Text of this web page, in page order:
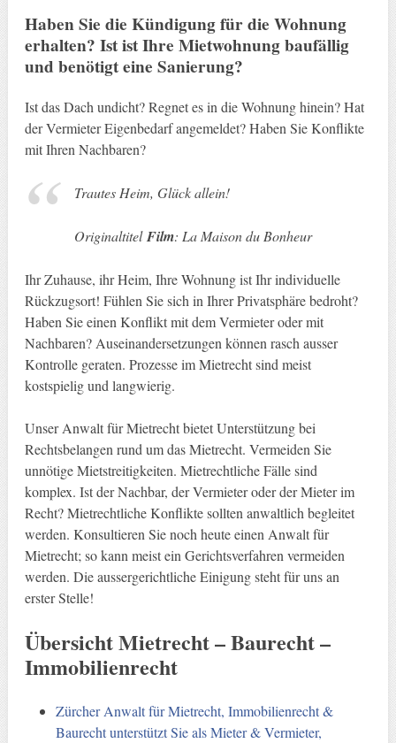
Haben Sie die Kündigung für die Wohnung
erhalten? Ist ist Ihre Mietwohnung baufällig
und benötigt eine Sanierung?
Ist das Dach undicht? Regnet es in die Wohnung hinein? Hat
der Vermieter Eigenbedarf angemeldet? Haben Sie Konflikte
mit Ihren Nachbaren?
Trautes Heim, Glück allein!
OriginaltitelFilm: La Maison du Bonheur
Ihr Zuhause, ihr Heim, Ihre Wohnung ist Ihr individuelle
Rückzugsort! Fühlen Sie sich in Ihrer Privatsphäre bedroht?
Haben Sie einen Konflikt mit dem Vermieter oder mit
Nachbaren? Auseinandersetzungen können rasch ausser
Kontrolle geraten. Prozesse im Mietrecht sind meist
kostspielig und langwierig.
Unser Anwalt für Mietrecht bietet Unterstützung bei
Rechtsbelangen rund um das Mietrecht. Vermeiden Sie
unnötige Mietstreitigkeiten. Mietrechtliche Fälle sind
komplex. Ist der Nachbar, der Vermieter oder der Mieter im
Recht? Mietrechtliche Konflikte sollten anwaltlich begleitet
werden. Konsultieren Sie noch heute einen Anwalt für
Mietrecht; so kann meist ein Gerichtsverfahren vermeiden
werden. Die aussergerichtliche Einigung steht für uns an
erster Stelle!
Übersicht Mietrecht – Baurecht –
Immobilienrecht
Zürcher Anwalt für Mietrecht, Immobilienrecht &
Baurecht unterstützt Sie als Mieter & Vermieter,